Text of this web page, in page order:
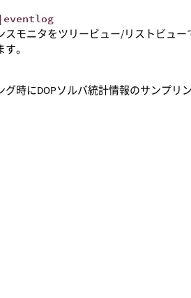
スモニタをツリービュー/リストビュ
。
グ時にDOPソルバ統計情報のサンプリ